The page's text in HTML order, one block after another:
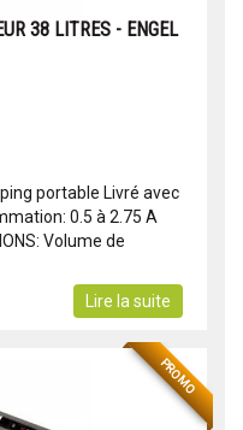
38 LITRES - ENGEL
portable Livré avec
0.5 à 2.75 A
Volume de
Lire la suite
PROMO